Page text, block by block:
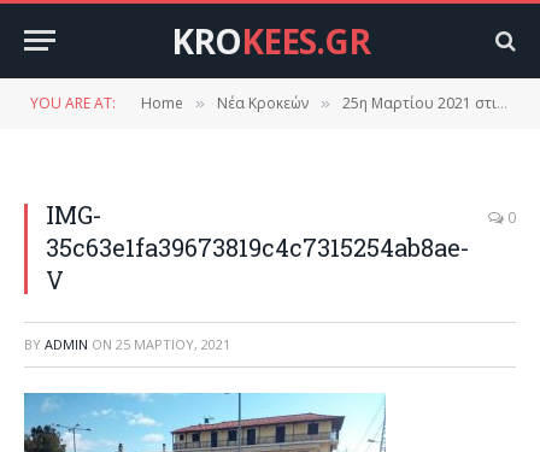
KROKEES.GR
YOU ARE AT: Home » Νέα Κροκεών » 25η Μαρτίου 2021 στις Κροκεές.( Φωτογραφίες, βίντεο)
IMG-
35c63e1fa39673819c4c7315254ab8ae-
V
0
BY ADMIN ON 25 ΜΑΡΤΊΟΥ, 2021